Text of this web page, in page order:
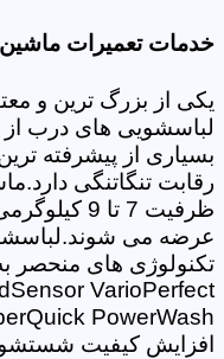
خدمات تعمیرات
یکی از بزرگ ترین و
لباسشویی های درب از
بسیاری از پیشرفته
رقابت تنگاتنگی
عرضه می
VarioPerfect
افزایش کیفیت شستشو